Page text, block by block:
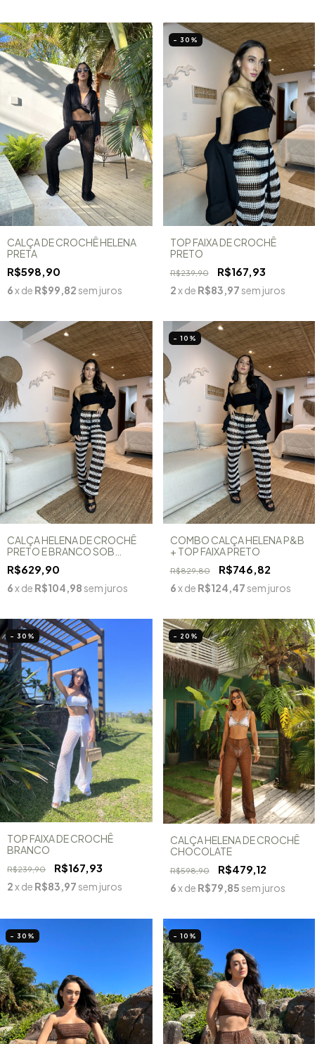
CALÇA DE CROCHÊ HELENA
PRETA
R$598,90
6x de R$99,82 sem juros
- 30 %
TOP FAIXA DE CROCHÊ
PRETO
R$239,90 R$167,93
2x de R$83,97 sem juros
CALÇA HELENA DE CROCHÊ
PRETO E BRANCO SOB
ENCOMENDA - LEIA A
LEGENDA
R$629,90
6x de R$104,98 sem juros
- 10 %
COMBO CALÇA HELENA P&B
+ TOP FAIXA PRETO
R$829,80 R$746,82
6x de R$124,47 sem juros
- 30 %
TOP FAIXA DE CROCHÊ
BRANCO
R$239,90 R$167,93
2x de R$83,97 sem juros
- 20 %
CALÇA HELENA DE CROCHÊ
CHOCOLATE
R$598,90 R$479,12
6x de R$79,85 sem juros
- 30 % - 10 %